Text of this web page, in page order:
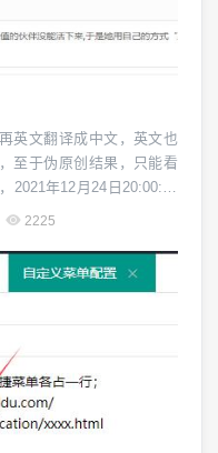
英文翻译成中文，英文也
至于伪原创结果，只能看
2021年12月24日20:00:45
录即可如需禁用，将appl
2225